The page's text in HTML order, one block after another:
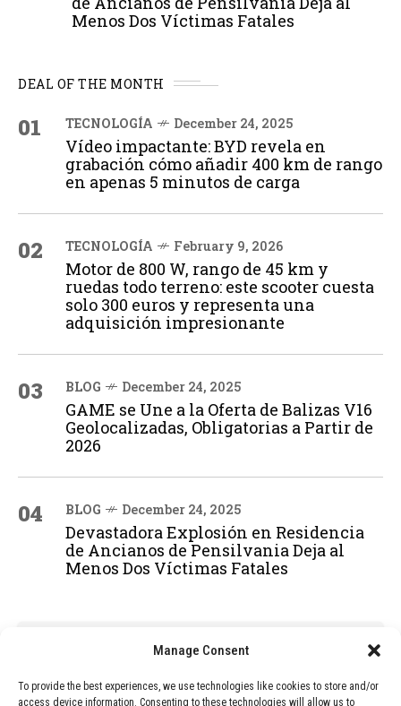
Manage Consent
To provide the best experiences, we use technologies like cookies to store and/or
access device information. Consenting to these technologies will allow us to
Menos Dos Víctimas Fatales
DEAL OF THE MONTH
01 TECNOLOGÍA December 24, 2025
Vídeo impactante: BYD revela en
grabación cómo añadir 400 km de rango
en apenas 5 minutos de carga
02 TECNOLOGÍA February 9, 2026
Motor de 800 W, rango de 45 km y
ruedas todo terreno: este scooter cuesta
solo 300 euros y representa una
adquisición impresionante
03 BLOG December 24, 2025
GAME se Une a la Oferta de Balizas V16
Geolocalizadas, Obligatorias a Partir de
2026
04 BLOG December 24, 2025
Devastadora Explosión en Residencia
de Ancianos de Pensilvania Deja al
Menos Dos Víctimas Fatales